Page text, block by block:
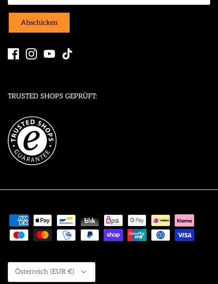
Abschicken
TRUSTED SHOPS GEPRÜFT:
Währung
Österreich (EUR €)